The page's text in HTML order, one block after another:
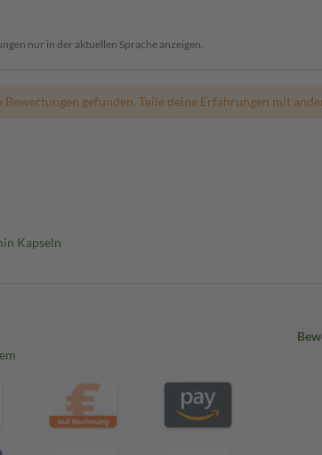
nur in der aktuellen Sprache anzeigen.
Bewertungen gefunden. Teile deine Erfahrungen mit
Kapseln